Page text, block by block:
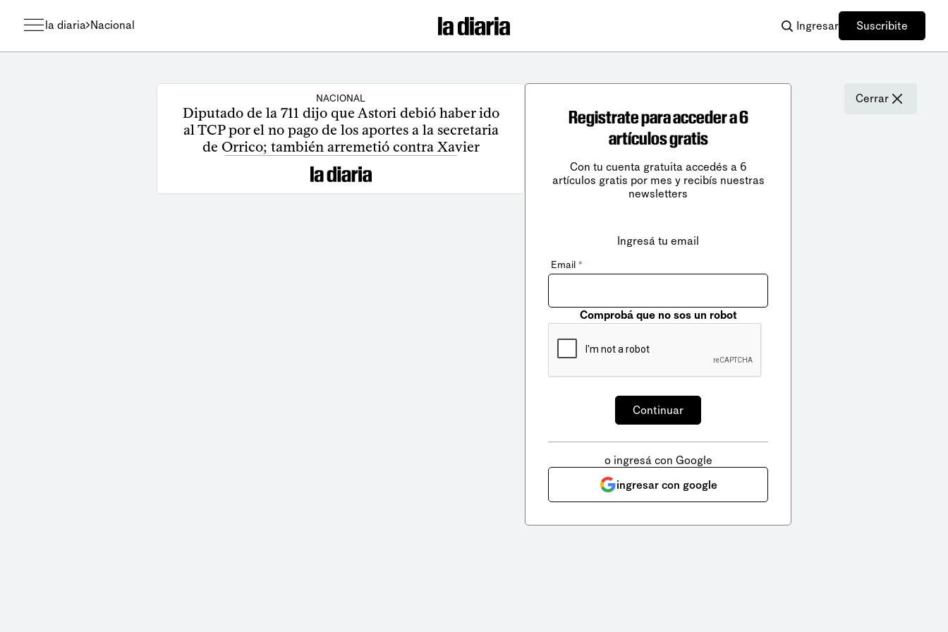
la diaria Nacional Ingresar Suscribite
NACIONAL
Diputado de la 711 dijo que Astori debió haber ido
al TCP por el no pago de los aportes a la secretaria
de Orrico; también arremetió contra Xavier
Cerrar
Registrate para acceder a 6
artículos gratis
Con tu cuenta gratuita accedés a 6
artículos gratis por mes y recibís nuestras
newsletters
Ingresá tu email
Email *
Comprobá que no sos un robot
o ingresá con Google
ingresar con google